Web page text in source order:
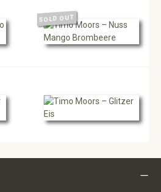
SOLD OUT